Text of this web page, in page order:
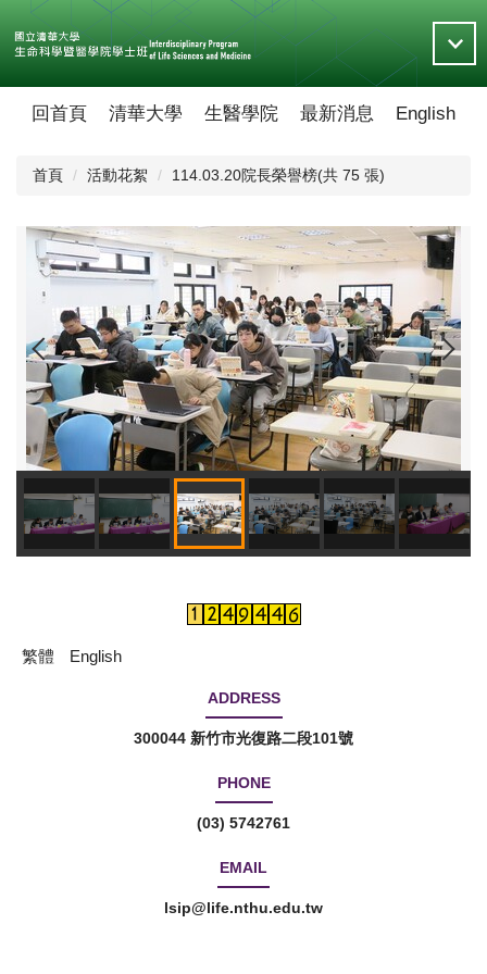
到
主
要
回首頁 清華大學 生醫學院 最新消息 English
首頁 活動花絮 114.03.20院長榮譽榜(共 75 張)
繁體 English
ADDRESS
300044 新竹市光復路二段101號
PHONE
(03) 5742761
EMAIL
lsip@life.nthu.edu.tw